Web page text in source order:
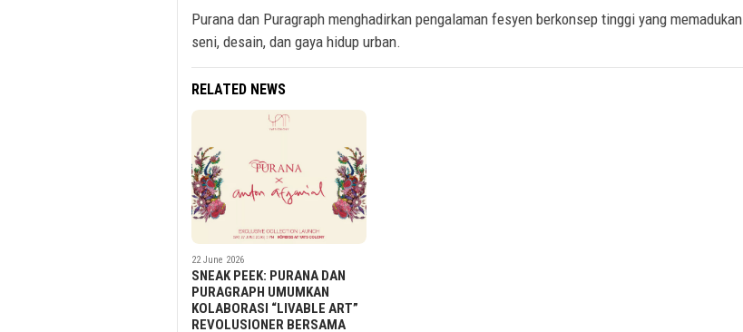
Purana dan Puragraph menghadirkan pengalaman fesyen berkonsep tinggi yang memadukan
seni, desain, dan gaya hidup urban.
RELATED NEWS
22 June 2026
SNEAK PEEK: PURANA DAN
PURAGRAPH UMUMKAN
KOLABORASI “LIVABLE ART”
REVOLUSIONER BERSAMA